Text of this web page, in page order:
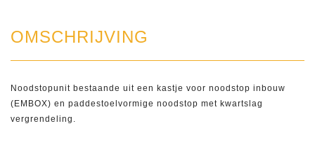
OMSCHRIJVING
Noodstopunit bestaande uit een kastje voor noodstop inbouw
(EMBOX) en paddestoelvormige noodstop met kwartslag
vergrendeling.